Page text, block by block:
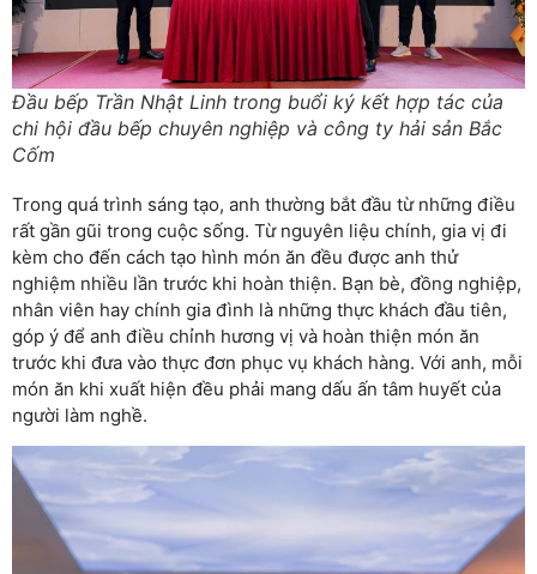
Đầu bếp Trần Nhật Linh trong buổi ký kết hợp tác của
chi hội đầu bếp chuyên nghiệp và công ty hải sản Bắc
Cốm
Trong quá trình sáng tạo, anh thường bắt đầu từ những điều
rất gần gũi trong cuộc sống. Từ nguyên liệu chính, gia vị đi
kèm cho đến cách tạo hình món ăn đều được anh thử
nghiệm nhiều lần trước khi hoàn thiện. Bạn bè, đồng nghiệp,
nhân viên hay chính gia đình là những thực khách đầu tiên,
góp ý để anh điều chỉnh hương vị và hoàn thiện món ăn
trước khi đưa vào thực đơn phục vụ khách hàng. Với anh, mỗi
món ăn khi xuất hiện đều phải mang dấu ấn tâm huyết của
người làm nghề.